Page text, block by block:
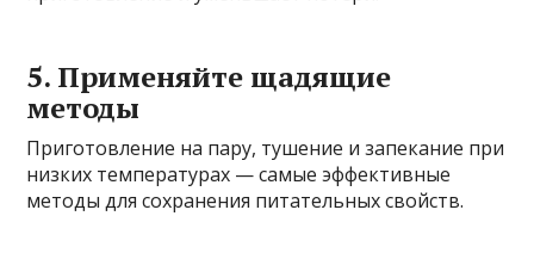
5. Применяйте щадящие
методы
Приготовление на пару, тушение и запекание при
низких температурах — самые эффективные
методы для сохранения питательных свойств.